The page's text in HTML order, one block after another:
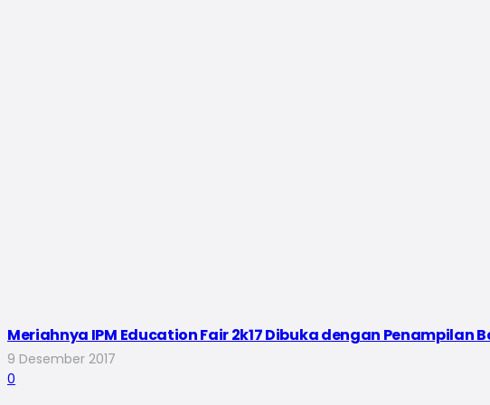
Meriahnya IPM Education Fair 2k17 Dibuka dengan Penampilan
9 Desember 2017
0